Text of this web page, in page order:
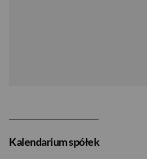
Kalendarium spółek